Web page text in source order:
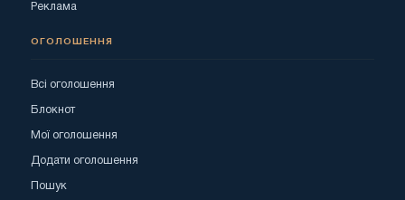
Реклама
ОГОЛОШЕННЯ
Всі оголошення
Блокнот
Мої оголошення
Додати оголошення
Пошук